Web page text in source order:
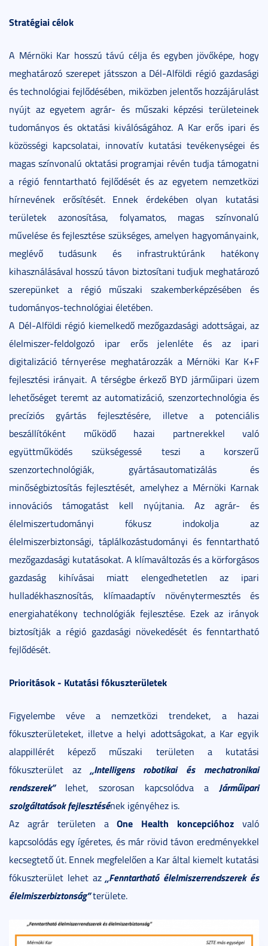
Stratégiai célok
A Mérnöki Kar hosszú távú célja és egyben jövőképe, hogy
meghatározó szerepet játsszon a Dél-Alföldi régió gazdasági
és technológiai fejlődésében, miközben jelentős hozzájárulást
nyújt az egyetem agrár- és műszaki képzési területeinek
tudományos és oktatási kiválóságához. A Kar erős ipari és
közösségi kapcsolatai, innovatív kutatási tevékenységei és
magas színvonalú oktatási programjai révén tudja támogatni
a régió fenntartható fejlődését és az egyetem nemzetközi
hírnevének erősítését. Ennek érdekében olyan kutatási
területek azonosítása, folyamatos, magas színvonalú
művelése és fejlesztése szükséges, amelyen hagyományaink,
meglévő tudásunk és infrastruktúránk hatékony
kihasználásával hosszú távon biztosítani tudjuk meghatározó
szerepünket a régió műszaki szakemberképzésében és
tudományos-technológiai életében.
A Dél-Alföldi régió kiemelkedő mezőgazdasági adottságai, az
élelmiszer-feldolgozó ipar erős jelenléte és az ipari
digitalizáció térnyerése meghatározzák a Mérnöki Kar K+F
fejlesztési irányait. A térségbe érkező BYD járműipari üzem
lehetőséget teremt az automatizáció, szenzortechnológia és
precíziós gyártás fejlesztésére, illetve a potenciális
beszállítóként működő hazai partnerekkel való
együttműködés szükségessé teszi a korszerű
szenzortechnológiák, gyártásautomatizálás és
minőségbiztosítás fejlesztését, amelyhez a Mérnöki Karnak
innovációs támogatást kell nyújtania. Az agrár- és
élelmiszertudományi fókusz indokolja az
élelmiszerbiztonsági, táplálkozástudományi és fenntartható
mezőgazdasági kutatásokat. A klímaváltozás és a körforgásos
gazdaság kihívásai miatt elengedhetetlen az ipari
hulladékhasznosítás, klímaadaptív növénytermesztés és
energiahatékony technológiák fejlesztése. Ezek az irányok
biztosítják a régió gazdasági növekedését és fenntartható
fejlődését.
Prioritások - Kutatási fókuszterületek
Figyelembe véve a nemzetközi trendeket, a hazai
fókuszterületeket, illetve a helyi adottságokat, a Kar egyik
alappillérét képező műszaki területen a kutatási
fókuszterület az „Intelligens robotikai és mechatronikai
rendszerek”lehet, szorosan kapcsolódva a Járműipari
szolgáltatások fejlesztésének igényéhez is.
Az agrár területen aOne Health koncepcióhoz való
kapcsolódás egy ígéretes, és már rövid távon eredményekkel
kecsegtető út. Ennek megfelelően a Kar által kiemelt kutatási
fókuszterület lehet az„Fenntartható élelmiszerrendszerek és
élelmiszerbiztonság”területe.